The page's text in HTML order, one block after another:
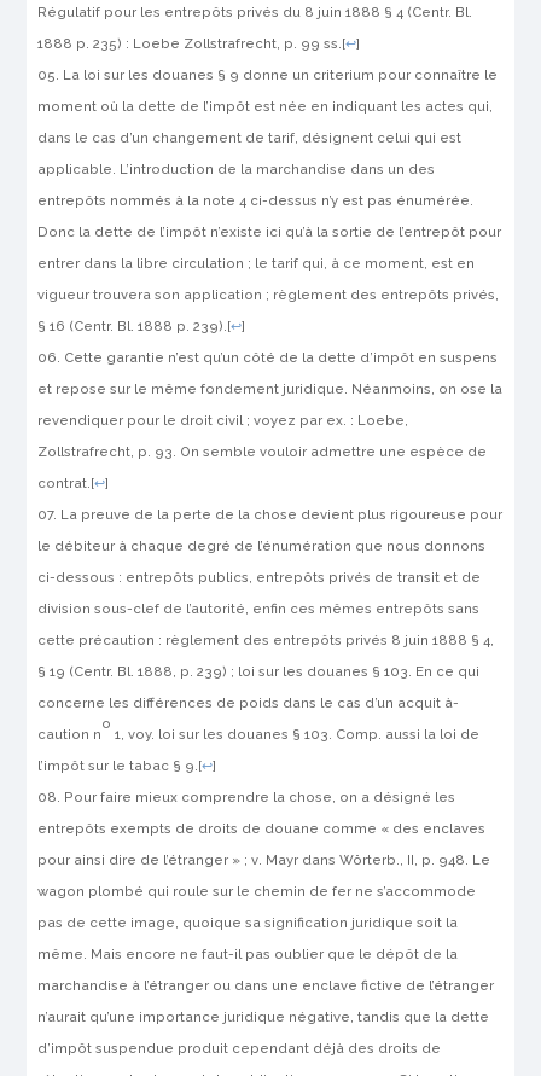
Régulatif pour les entrepôts privés du 8 juin 1888 § 4 (Centr. Bl.
1888 p. 235) : Loebe Zollstrafrecht, p. 99 ss.[↩]
La loi sur les douanes § 9 donne un criterium pour connaître le
moment où la dette de l’impôt est née en indiquant les actes qui,
dans le cas d’un changement de tarif, désignent celui qui est
applicable. L’introduction de la marchandise dans un des
entrepôts nommés à la note 4 ci-dessus n’y est pas énumérée.
Donc la dette de l’impôt n’existe ici qu’à la sortie de l’entrepôt pour
entrer dans la libre circu­lation ; le tarif qui, à ce moment, est en
vigueur trouvera son appli­cation ; règlement des entrepôts privés,
§ 16 (Centr. Bl. 1888 p. 239).[↩]
Cette garantie n’est qu’un côté de la dette d’impôt en suspens
et repose sur le même fondement juridique. Néanmoins, on ose la
revendiquer pour le droit civil ; voyez par ex. : Loebe,
Zollstrafrecht, p. 93. On semble vouloir admettre une espèce de
contrat.[↩]
La preuve de la perte de la chose devient plus rigoureuse pour
le débiteur à chaque degré de l’énumération que nous donnons
ci-des­sous : entrepôts publics, entrepôts privés de transit et de
division sous-clef de l’autorité, enfin ces mêmes entrepôts sans
cette précau­tion : règlement des entrepôts privés 8 juin 1888 § 4,
§ 19 (Centr. Bl. 1888, p. 239) ; loi sur les douanes § 103. En ce qui
concerne les diffé­rences de poids dans le cas d’un acquit à-
caution n
o
1, voy. loi sur les douanes § 103. Comp. aussi la loi de
l’impôt sur le tabac § 9.[↩]
Pour faire mieux comprendre la chose, on a désigné les
entrepôts exempts de droits de douane comme « des enclaves
pour ainsi dire de l’étranger » ;v. Mayr dans Wörterb., II, p. 948. Le
wagon plombé qui roule sur le chemin de fer ne s’accommode
pas de cette image, quoique sa signification juridique soit la
même. Mais encore ne faut-il pas oublier que le dépôt de la
marchandise à l’étranger ou dans une enclave fictive de l’étranger
n’aurait qu’une importance juridique négative, tandis que la dette
d’impôt suspendue produit cependant déjà des droits de